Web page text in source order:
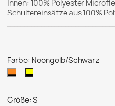
Innen: 100% Polyester
Schultereinsätze aus100%
Farbe: Neongelb/Schwarz
Neonorange/Schwarz
Neongelb/Schwarz
Größe: S